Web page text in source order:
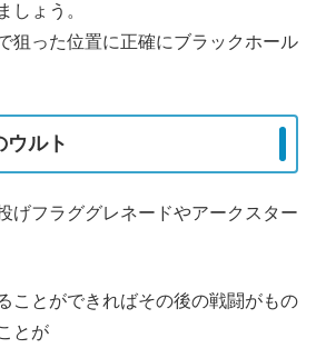
しょう。
狙った位置に正確にブラックホール
ウルト
げフラググレネードやアークスター
ことができればその後の戦闘がもの
とが